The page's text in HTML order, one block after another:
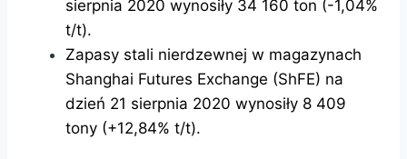
sierpnia 2020 wynosiły 34 160 ton (-1,04%
t/t).
Zapasy stali nierdzewnej w magazynach
Shanghai Futures Exchange (ShFE) na
dzień 21 sierpnia 2020 wynosiły 8 409
tony (+12,84% t/t).